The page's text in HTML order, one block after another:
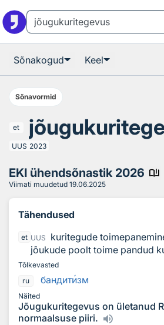
Sõnakogud Keel
Sõnavormid
et
UUS 2023
EKI ühendsõnastik 2026 book_ribbon
Viimati muudetud 19.06.2025
Tähendused
et UUS
kuritegude
jõukude poolt toime pandud
Tõlkevasted
ru
бандитизм
Näited
Jõugukuritegevus on ületanud
normaalsuse piiri.